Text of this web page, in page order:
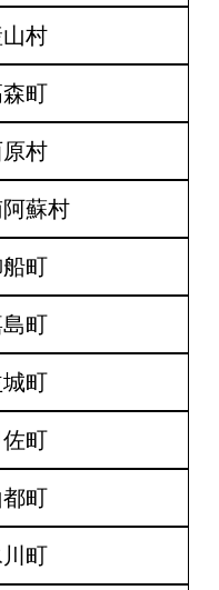
村
町
村
蘇村
町
町
町
町
町
町